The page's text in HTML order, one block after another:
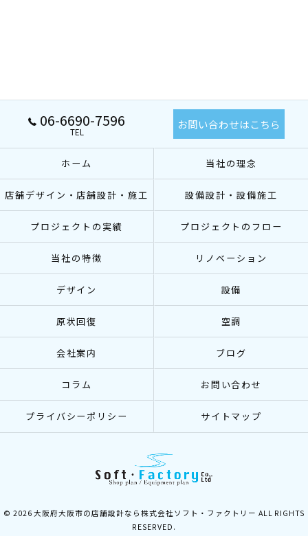
06-6690-7596
TEL
お問い合わせはこちら
ホーム 当社の理念
店舗デザイン・店舗設計・施工 設備設計・設備施工
プロジェクトの実績 プロジェクトのフロー
当社の特徴 リノベーション
デザイン 設備
原状回復 空調
会社案内 ブログ
コラム お問い合わせ
プライバシーポリシー サイトマップ
© 2026 大阪府大阪市の店舗設計なら株式会社ソフト・ファクトリー ALL RIGHTS
RESERVED.